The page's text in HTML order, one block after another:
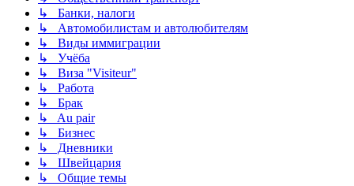
↳ Банки, налоги
↳ Автомобилистам и автолюбителям
↳ Виды иммиграции
↳ Учёба
↳ Виза "Visiteur"
↳ Работа
↳ Брак
↳ Au pair
↳ Бизнес
↳ Дневники
↳ Швейцария
↳ Общие темы